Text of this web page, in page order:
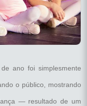
ano foi simplesmente
o público, mostrando
— resultado de um